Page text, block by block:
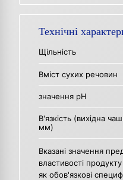
Технічні
Щільність
Вміст сухих речовин
значення рН
В'язкість (вихідна
мм)
Вказані значення
властивості
як обов'язкові